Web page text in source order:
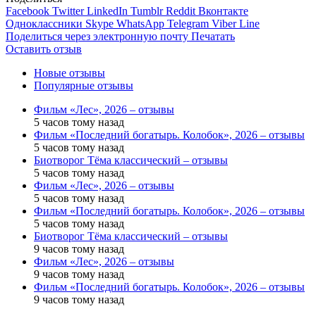
Facebook Twitter LinkedIn Tumblr Reddit Вконтакте
Одноклассники Skype WhatsApp Telegram Viber Line
Поделиться через электронную почту Печатать
Оставить отзыв
Новые отзывы
Популярные отзывы
Фильм «Лес», 2026 – отзывы
5 часов тому назад
Фильм «Последний богатырь. Колобок», 2026 – отзывы
5 часов тому назад
Биотворог Тёма классический – отзывы
5 часов тому назад
Фильм «Лес», 2026 – отзывы
5 часов тому назад
Фильм «Последний богатырь. Колобок», 2026 – отзывы
5 часов тому назад
Биотворог Тёма классический – отзывы
9 часов тому назад
Фильм «Лес», 2026 – отзывы
9 часов тому назад
Фильм «Последний богатырь. Колобок», 2026 – отзывы
9 часов тому назад